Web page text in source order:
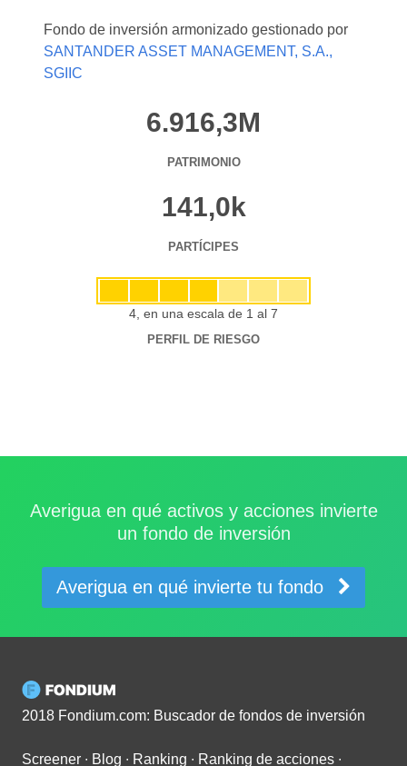
Fondo de inversión armonizado gestionado por
SANTANDER ASSET MANAGEMENT, S.A.,
SGIIC
6.916,3M
PATRIMONIO
141,0k
PARTÍCIPES
4, en una escala de 1 al 7
PERFIL DE RIESGO
Averigua en qué activos y acciones invierte
un fondo de inversión
Averigua en qué invierte tu fondo
2018 Fondium.com: Buscador de fondos de inversión
Screener ∙ Blog ∙ Ranking ∙ Ranking de acciones ∙